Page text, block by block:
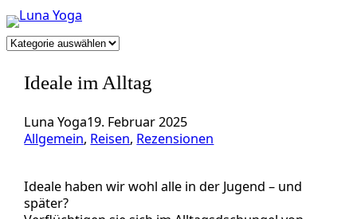
Kategorien
Ideale im Alltag
Luna Yoga19. Februar 2025
Allgemein, Reisen, Rezensionen
Ideale haben wir wohl alle in der Jugend – und
später?